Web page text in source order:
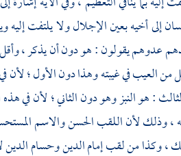
إلى أخيه بعين الإجلال ولا يلتفت
عدوهم يقولون : هو دون أن يذكر ،
العيب في غيبته وهذا دون الأول ؛ لأن
: هو النبز وهو دون الثاني ؛ لأن في
، وذلك لأن اللقب الحسن والاسم
من لقب إمام الدين وحسام الدين